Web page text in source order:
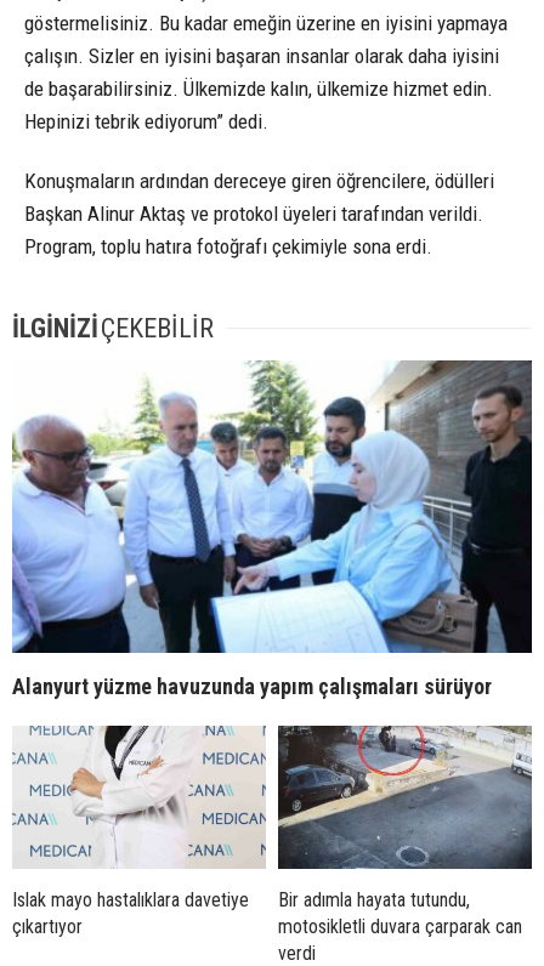
göstermelisiniz. Bu kadar emeğin üzerine en iyisini yapmaya
çalışın. Sizler en iyisini başaran insanlar olarak daha iyisini
de başarabilirsiniz. Ülkemizde kalın, ülkemize hizmet edin.
Hepinizi tebrik ediyorum” dedi.
Konuşmaların ardından dereceye giren öğrencilere, ödülleri
Başkan Alinur Aktaş ve protokol üyeleri tarafından verildi.
Program, toplu hatıra fotoğrafı çekimiyle sona erdi.
İLGİNİZİÇEKEBİLİR
Alanyurt yüzme havuzunda yapım çalışmaları sürüyor
Islak mayo hastalıklara davetiye
çıkartıyor
Bir adımla hayata tutundu,
motosikletli duvara çarparak can
verdi